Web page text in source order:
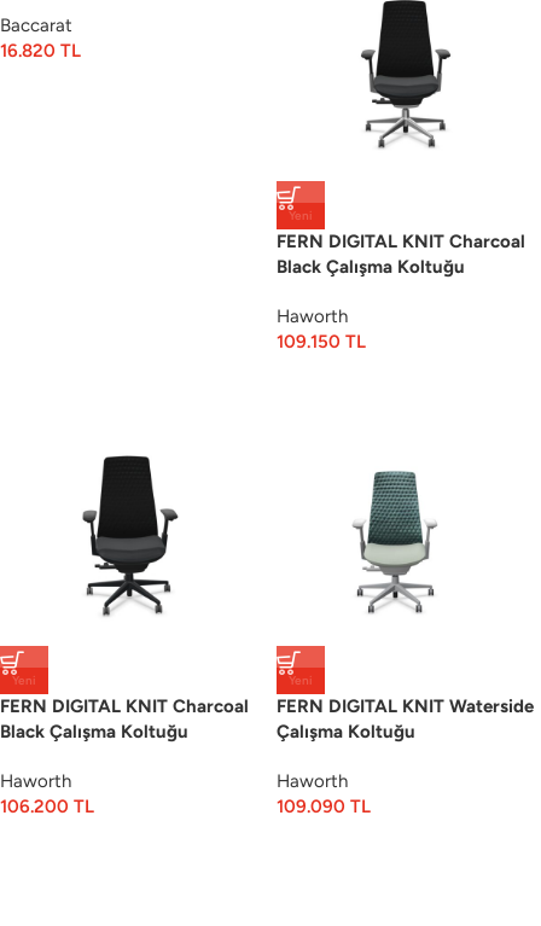
Baccarat
16.820 TL
Yeni
FERN DIGITAL KNIT Charcoal
Black Çalışma Koltuğu
Haworth
109.150 TL
Yeni
FERN DIGITAL KNIT Charcoal
Black Çalışma Koltuğu
Haworth
106.200 TL
Yeni
FERN DIGITAL KNIT Waterside
Çalışma Koltuğu
Haworth
109.090 TL